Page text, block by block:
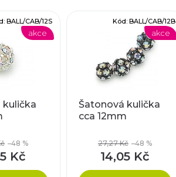
akce
kulička
–48 %
Kč
BALL/CAB/12S
akce
Šatonová kulička
cca 12mm
27,27 Kč –48 %
14,05 Kč
Kód:BALL/CAB/12B